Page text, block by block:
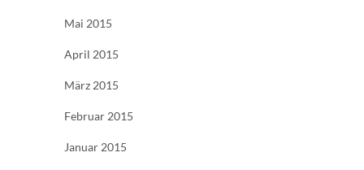
Mai 2015
April 2015
März 2015
Februar 2015
Januar 2015